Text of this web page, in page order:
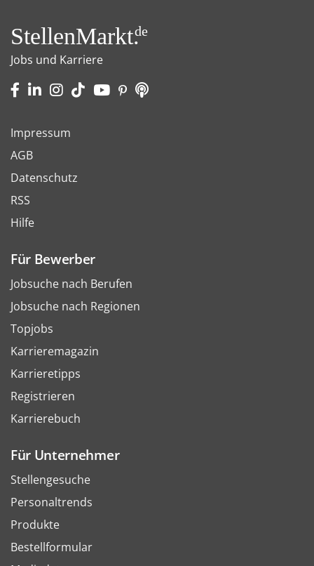
StellenMarkt.de
Jobs und Karriere
Impressum
AGB
Datenschutz
RSS
Hilfe
Für Bewerber
Jobsuche nach Berufen
Jobsuche nach Regionen
Topjobs
Karrieremagazin
Karrieretipps
Registrieren
Karrierebuch
Für Unternehmer
Stellengesuche
Personaltrends
Produkte
Bestellformular